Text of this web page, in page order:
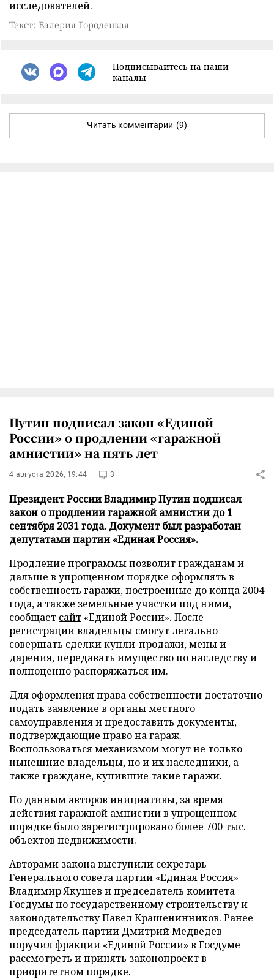
исследователей.
Текст: Валерия Городецкая
Подписывайтесь на наши
каналы
Читать комментарии (9)
Путин подписал закон «Единой
России» о продлении «гаражной
амнистии» на пять лет
4 августа 2026, 19:44 3
Президент России Владимир Путин подписал
закон о продлении гаражной амнистии до 1
сентября 2031 года. Документ был разработан
депутатами партии «Единая Россия».
Продление программы позволит гражданам и
дальше в упрощенном порядке оформлять в
собственность гаражи, построенные до конца 2004
года, а также земельные участки под ними,
сообщает сайт «Единой России». После
регистрации владельцы смогут легально
совершать сделки купли-продажи, мены и
дарения, передавать имущество по наследству и
полноценно распоряжаться им.
Для оформления права собственности достаточно
подать заявление в органы местного
самоуправления и предоставить документы,
подтверждающие право на гараж.
Воспользоваться механизмом могут не только
нынешние владельцы, но и их наследники, а
также граждане, купившие такие гаражи.
По данным авторов инициативы, за время
действия гаражной амнистии в упрощенном
порядке было зарегистрировано более 700 тыс.
объектов недвижимости.
Авторами закона выступили секретарь
Генерального совета партии «Единая Россия»
Владимир Якушев и председатель комитета
Госдумы по государственному строительству и
законодательству Павел Крашенинников. Ранее
председатель партии Дмитрий Медведев
поручил фракции «Единой России» в Госдуме
рассмотреть и принять законопроект в
приоритетном порядке.